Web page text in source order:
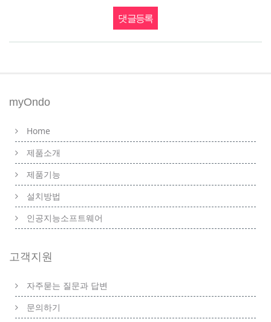
myOndo
Home
제품소개
제품기능
설치방법
인공지능소프트웨어
고객지원
자주묻는 질문과 답변
문의하기